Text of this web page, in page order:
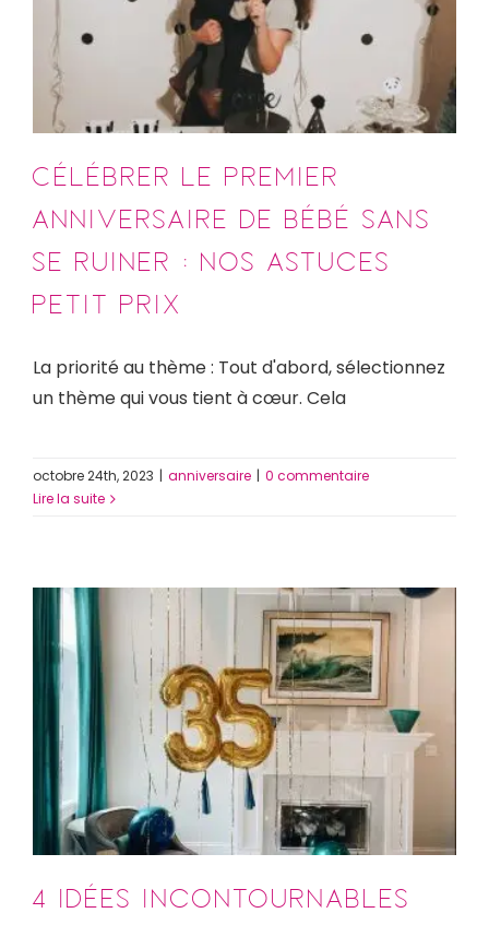
se ruiner : nos astuces à
petit prix
anniversaire
Célébrer le premier
anniversaire de bébé sans
se ruiner : nos astuces à
petit prix
La priorité au thème : Tout d'abord, sélectionnez
un thème qui vous tient à cœur. Cela
octobre 24th, 2023 | anniversaire | 0 commentaire
Lire la suite
4 Idées incontournables
d’anniversaire pour
surprendre et marquer le
coup !
anniversaire
4 Idées incontournables